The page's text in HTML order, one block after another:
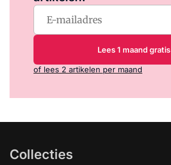
Lees 1 maand gratis
of lees 2 artikelen per maand
Collecties